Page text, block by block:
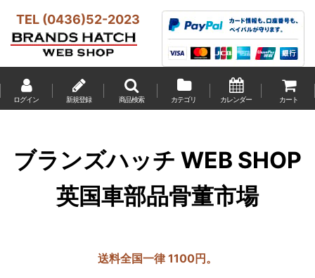
TEL (0436)52-2023
ログイン 新規登録 商品検索 カテゴリ カレンダー カート
ブランズハッチ WEB SHOP
英国車部品骨董市場
送料全国一律 1100円。